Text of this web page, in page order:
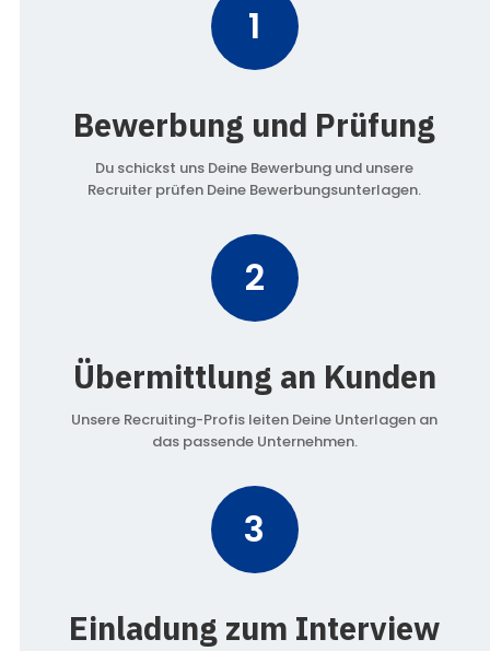
1
Bewerbung und Prüfung
Du schickst uns Deine Bewerbung und unsere
Recruiter prüfen Deine Bewerbungsunterlagen.
2
Übermittlung an Kunden
Unsere Recruiting-Profis leiten Deine Unterlagen an
das passende Unternehmen.
3
Einladung zum Interview